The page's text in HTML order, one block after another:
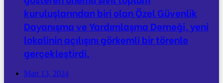
kuruluşlarından biri olan Özel Güvenlik
Dayanışma ve Yardımlaşma Derneği, yeni
lokalinin açılışını görkemli bir törenle
gerçekleştirdi.
Mart 13, 2024